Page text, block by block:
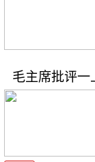
毛主席批评一